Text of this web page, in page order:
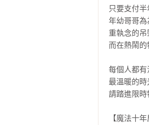
只要支付半
年幼哥哥
重執念的吊
而在熱鬧
每個人都
最溫暖的時
請踏進限時
【魔法十